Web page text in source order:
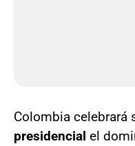
Colombia celebrará
presidencial el